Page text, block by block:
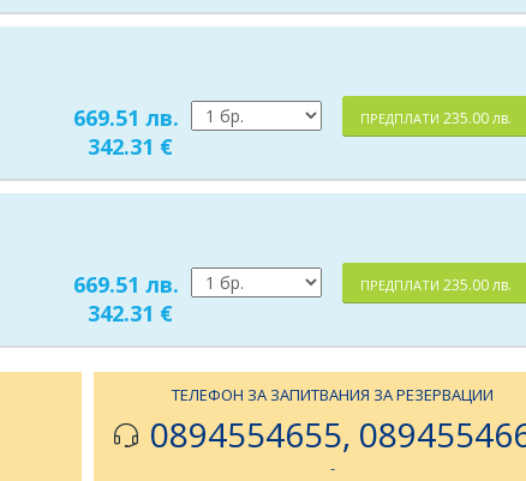
669.51 лв.
342.31 €
ПРЕДПЛАТИ235.00 лв.
669.51 лв.
342.31 €
ПРЕДПЛАТИ235.00 лв.
ТЕЛЕФОН ЗА ЗАПИТВАНИЯ ЗА РЕЗЕРВАЦИИ
0894554655,
-